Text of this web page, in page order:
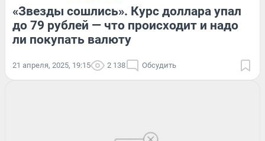
«Звезды сошлись». Курс доллара упал
до 79 рублей — что происходит и надо
ли покупать валюту
21 апреля, 2025, 19:15 2 138 Обсудить